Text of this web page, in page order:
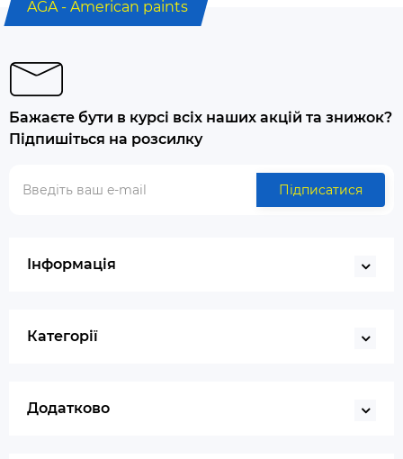
AGA - American paints
Бажаєте бути в курсі всіх наших акцій та знижок?
Підпишіться на розсилку
Підписатися
Інформація
Категорії
Додатково